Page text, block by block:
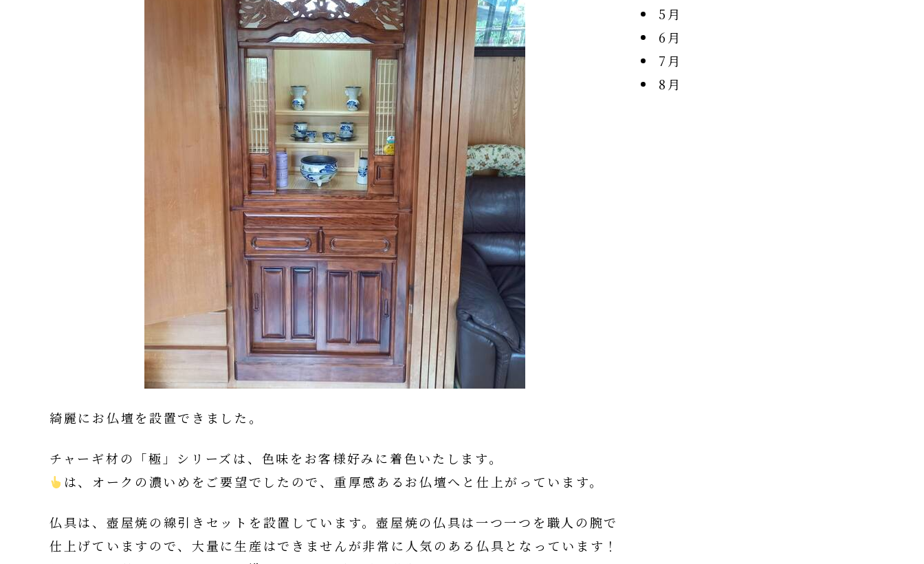
綺麗にお仏壇を設置できました。
チャーギ材の「極」シリーズは、色味をお客様好みに着色いたします。
は、オークの濃いめをご要望でしたので、重厚感あるお仏壇へと仕上がっています。
仏具は、壺屋焼の線引きセットを設置しています。壺屋焼の仏具は一つ一つを職人の腕で
仕上げていますので、大量に生産はできませんが非常に人気のある仏具となっています！
5月
6月
7月
8月